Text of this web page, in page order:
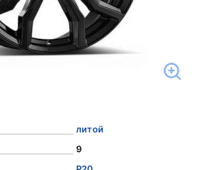
литой
9